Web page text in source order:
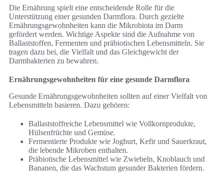
Die Ernährung spielt eine entscheidende Rolle für die
Unterstützung einer gesunden Darmflora. Durch gezielte
Ernährungsgewohnheiten kann die Mikrobiota im Darm
gefördert werden. Wichtige Aspekte sind die Aufnahme von
Ballaststoffen, Fermenten und präbiotischen Lebensmitteln. Sie
tragen dazu bei, die Vielfalt und das Gleichgewicht der
Darmbakterien zu bewahren.
Ernährungsgewohnheiten für eine gesunde Darmflora
Gesunde Ernährungsgewohnheiten sollten auf einer Vielfalt von
Lebensmitteln basieren. Dazu gehören:
Ballaststoffreiche Lebensmittel wie Vollkornprodukte,
Hülsenfrüchte und Gemüse.
Fermentierte Produkte wie Joghurt, Kefir und Sauerkraut,
die lebende Mikroben enthalten.
Präbiotische Lebensmittel wie Zwiebeln, Knoblauch und
Bananen, die das Wachstum gesunder Bakterien fördern.